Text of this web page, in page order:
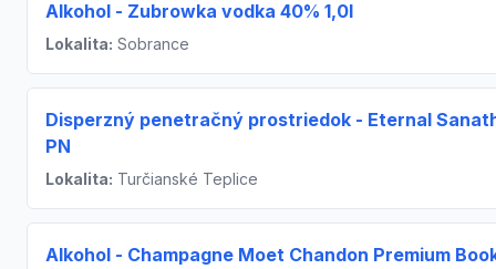
Alkohol - Zubrowka vodka 40% 1,0l
Lokalita: Sobrance
Disperzný penetračný prostriedok - Eternal
PN
Lokalita: Turčianské Teplice
Alkohol - Champagne Moet Chandon Premium